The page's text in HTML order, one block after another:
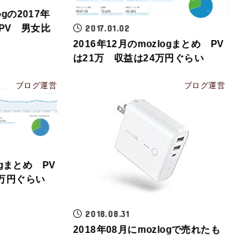
の2017年
男女比
2017.01.02
2016年12月のmozlogまとめ PV
は21万 収益は24万円ぐらい
ブログ運営
まとめ PV
円ぐらい
ブログ運営
2018.08.31
2018年08月にmozlogで売れたも